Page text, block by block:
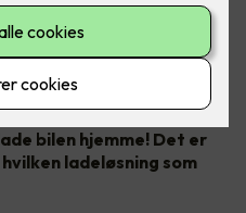
bilen hjemme! Det er
ladeløsning som